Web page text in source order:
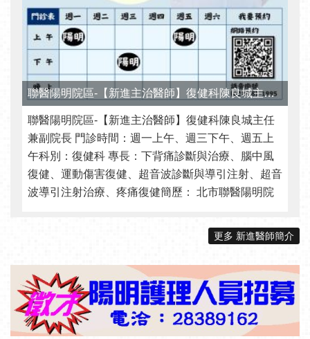
聯醫陽明院區-【新進主治醫師】復健科陳良城主任兼副院長 門診時間：週一上午、週三下午、週五上午
聯醫陽明院區-【新進主治醫師】復健科陳良城主任
兼副院長 門診時間：週一上午、週三下午、週五上
午科別：復健科 專長：下背痛診斷與治療、腦中風
復健、運動傷害復健、超音波診斷與導引注射、超音
波導引注射治療、疼痛復健簡歷： 北市聯醫陽明院
更多 新進醫師簡介